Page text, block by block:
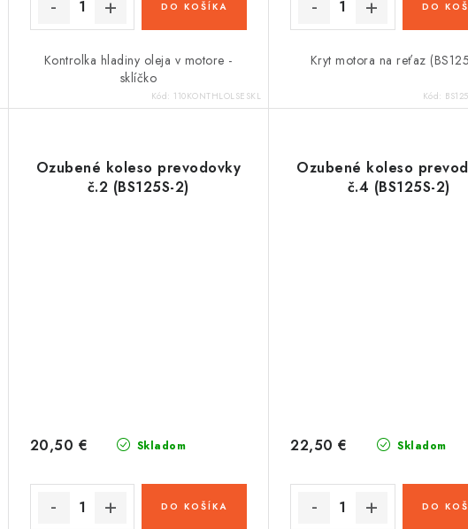
DO KOŠÍKA
Kontrolka hladiny oleja v motore -
sklíčko
Kód: 110KONTHLOLSESKL
DO
Kryt motora na reťaz
Kód:
Ozubené koleso prevodovky
č.2 (BS125S-2)
Skladom
20,50 €
DO KOŠÍKA
Ozubené koleso
č.4 (BS125S-2)
Skladom
22,50 €
DO